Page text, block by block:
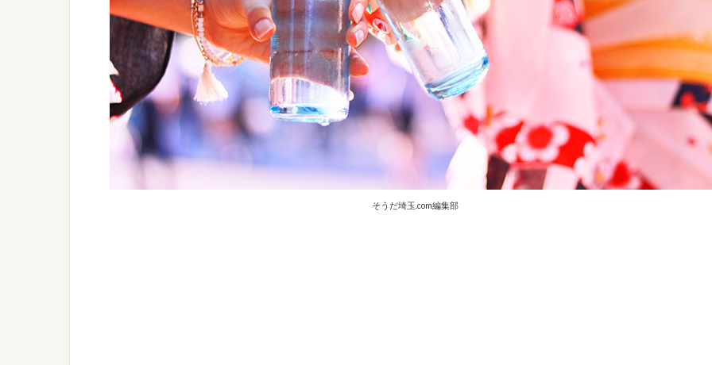
そうだ埼玉.com編集部